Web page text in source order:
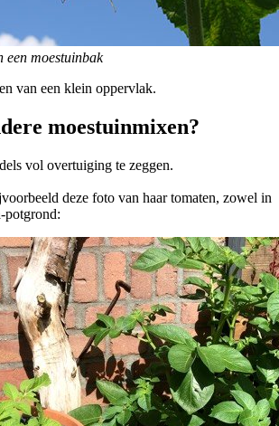
een moestuinbak
van een klein oppervlak.
moestuinmixen?
vol overtuiging te zeggen.
deze foto van haar tomaten, zowel in